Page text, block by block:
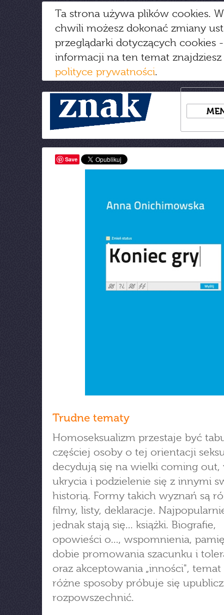
Ta strona używa plików cookies.
chwili możesz dokonać zmiany
przeglądarki dotyczących cookies
informacji na ten temat
polityce prywatności.
Save
Trudne tematy
Homoseksualizm przestaje być
częściej osoby o tej orientacji
decydują się na wielki coming out,
ukrycia i podzielenie się z innymi
historią. Formy takich wyznań są
filmy, listy, deklaracje.
jednak stają się... książki. Biografie,
opowieści o..., wspomnienia,
dobie promowania szacunku i
oraz akceptowania „inności",
różne sposoby próbuje się
rozpowszechnić.